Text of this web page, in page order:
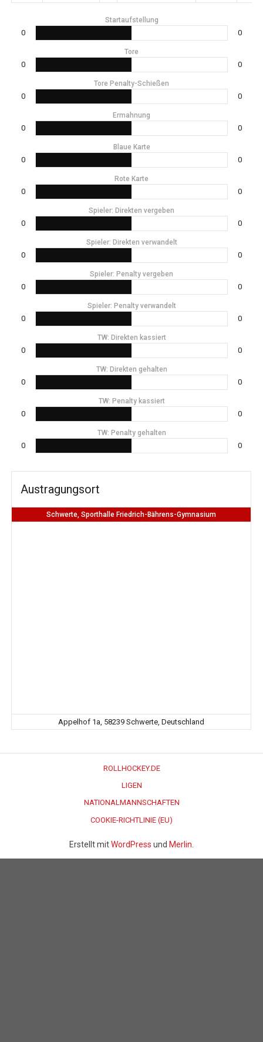
Startaufstellung
0 0
Tore
0 0
Tore Penalty-Schießen
0 0
Ermahnung
0 0
Blaue Karte
0 0
Rote Karte
0 0
Spieler: Direkten vergeben
0 0
Spieler: Direkten verwandelt
0 0
Spieler: Penalty vergeben
0 0
Spieler: Penalty verwandelt
0 0
TW: Direkten kassiert
0 0
TW: Direkten gehalten
0 0
TW: Penalty kassiert
0 0
TW: Penalty gehalten
0 0
Austragungsort
Schwerte, Sporthalle Friedrich-Bährens-Gymnasium
Appelhof 1a, 58239 Schwerte, Deutschland
ROLLHOCKEY.DE
LIGEN
NATIONALMANNSCHAFTEN
COOKIE-RICHTLINIE (EU)
Erstellt mitWordPress und Merlin